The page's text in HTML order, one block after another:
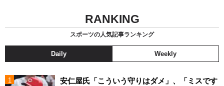
RANKING
スポーツの人気記事ランキング
Daily Weekly
安仁屋氏「こういう守りはダメ」、「ミスです